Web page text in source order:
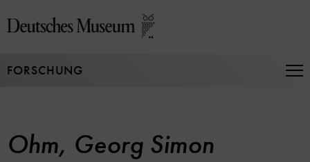
zum
FORSCHUNG
Ohm, Georg Simon